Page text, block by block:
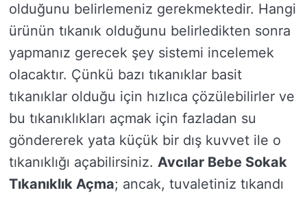
olduğunu belirlemeniz gerekmektedir. Hangi
ürünün tıkanık olduğunu belirledikten sonra
yapmanız gerecek şey sistemi incelemek
olacaktır. Çünkü bazı tıkanıklar basit
tıkanıklar olduğu için hızlıca çözülebilirler ve
bu tıkanıklıkları açmak için fazladan su
göndererek yata küçük bir dış kuvvet ile o
tıkanıklığı açabilirsiniz. Avcılar Bebe Sokak
Tıkanıklık Açma; ancak, tuvaletiniz tıkandı